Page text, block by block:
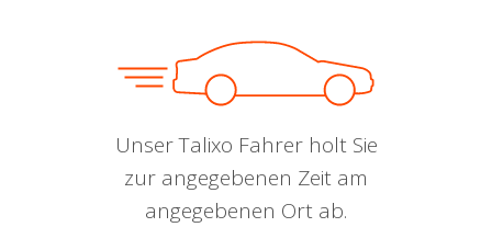
Unser Talixo Fahrer holt Sie
zur angegebenen Zeit am
angegebenen Ort ab.